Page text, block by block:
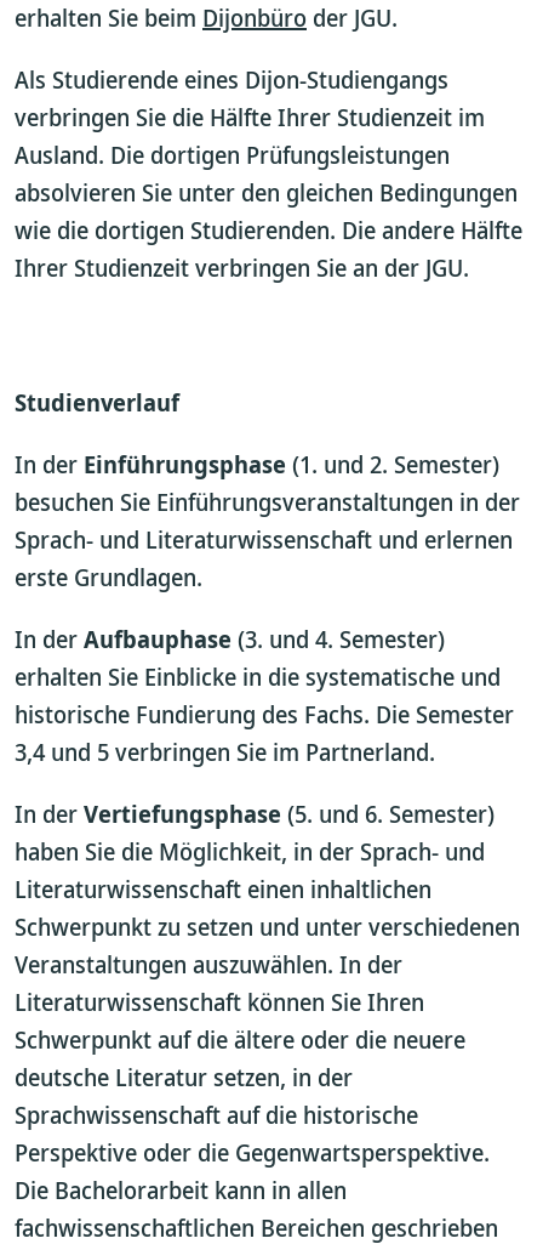
erhalten Sie beim Dijonbüro der JGU.
Als Studierende eines Dijon-Studiengangs
verbringen Sie die Hälfte Ihrer Studienzeit im
Ausland. Die dortigen Prüfungsleistungen
absolvieren Sie unter den gleichen Bedingungen
wie die dortigen Studierenden. Die andere Hälfte
Ihrer Studienzeit verbringen Sie an der JGU.
Studienverlauf
In der Einführungsphase (1. und 2. Semester)
besuchen Sie Einführungsveranstaltungen in der
Sprach- und Literaturwissenschaft und erlernen
erste Grundlagen.
In derAufbauphase (3. und 4. Semester)
erhalten Sie Einblicke in die systematische und
historische Fundierung des Fachs. Die Semester
3,4 und 5 verbringen Sie im Partnerland.
In derVertiefungsphase (5. und 6. Semester)
haben Sie die Möglichkeit, in der Sprach- und
Literaturwissenschaft einen inhaltlichen
Schwerpunkt zu setzen und unter verschiedenen
Veranstaltungen auszuwählen. In der
Literaturwissenschaft können Sie Ihren
Schwerpunkt auf die ältere oder die neuere
deutsche Literatur setzen, in der
Sprachwissenschaft auf die historische
Perspektive oder die Gegenwartsperspektive.
Die Bachelorarbeit kann in allen
fachwissenschaftlichen Bereichen geschrieben